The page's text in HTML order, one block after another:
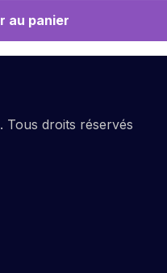
au panier
Tous droits réservés